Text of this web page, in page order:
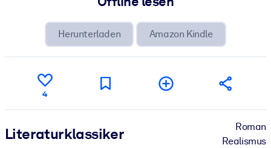
Herunterladen Amazon Kindle
4
Literatur­klassiker
Roman
Realismus